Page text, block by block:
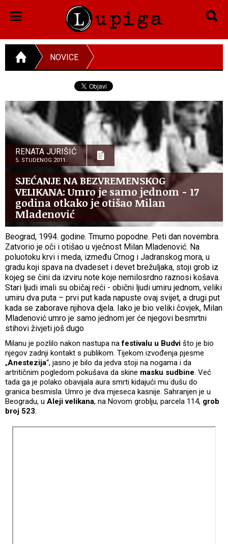
NOVICE
RENATA JURIŠIĆ
5. STUDENOG 2011.
SJEĆANJE NA BEZVREMENSKOG
VELIKANA: Umro je samo jednom - 17
godina otkako je otišao Milan
Mladenović
Beograd, 1994. godine. Tmurno popodne. Peti dan novembra.
Zatvorio je oči i otišao u vječnost Milan Mladenović. Na
poluotoku krvi i meda, između Crnog i Jadranskog mora, u
gradu koji spava na dvadeset i devet brežuljaka, stoji grob iz
kojeg se čini da izviru note koje nemilosrdno raznosi košava.
Stari ljudi imali su običaj reći - obični ljudi umiru jednom, veliki
umiru dva puta – prvi put kada napuste ovaj svijet, a drugi put
kada se zaborave njihova djela. Iako je bio veliki čovjek, Milan
Mladenović umro je samo jednom jer će njegovi besmrtni
stihovi živjeti još dugo
Milanu je pozlilo nakon nastupa nafestivalu u Budvi što je bio
njegov zadnji kontakt s publikom. Tijekom izvođenja pjesme
„Anestezija“, jasno je bilo da jedva stoji na nogama i da
artritičnim pogledom pokušava da skine masku sudbine. Već
tada ga je polako obavijala aura smrti kidajući mu dušu do
granica besmisla. Umro je dva mjeseca kasnije. Sahranjen je u
Beogradu, u Aleji velikana, na Novom groblju, parcela 114, grob
broj 523.